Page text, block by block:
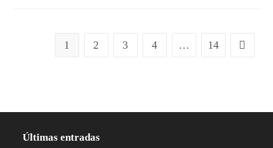
1 2 3 4 … 14
Últimas entradas